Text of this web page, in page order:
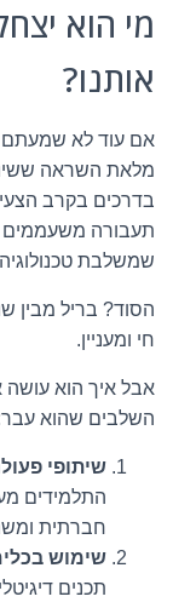
מי הוא
אותנו?
אם עוד לא שמעתם
מלאת השראה
בדרכים בקרב
תעבורה משעממים
שמשלבת
הסוד? בריל מבין
חי ומעניין.
אבל איך הוא עושה
השלבים שהוא
שיתופי
התלמידים
חברתית
שימוש
תכנים